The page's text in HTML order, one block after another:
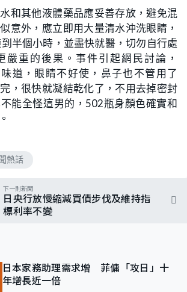
和其他液體藥品應妥善存放，避免混
意外，應立即用大量清水沖洗眼睛，
半個小時，並盡快就醫，切勿自行處
嚴重的後果。事件引起網民討論，
味道，眼睛不好使，鼻子也不管用了
，很快就凝結乾化了，不用去掉密封
能全怪這男的，502瓶身顏色確實和
熱話
下一則新聞
日央行放慢縮減買債步伐及維持指
標利率不變
日本家務助理需求增 菲傭「攻日」十
年增長近一倍